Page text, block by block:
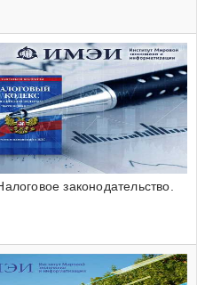
законодательство.